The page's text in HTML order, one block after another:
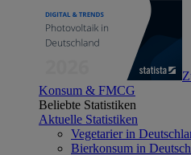
Konsum & FMCG
Beliebte Statistiken
Aktuelle Statistiken
Vegetarier in
Bierkonsum in